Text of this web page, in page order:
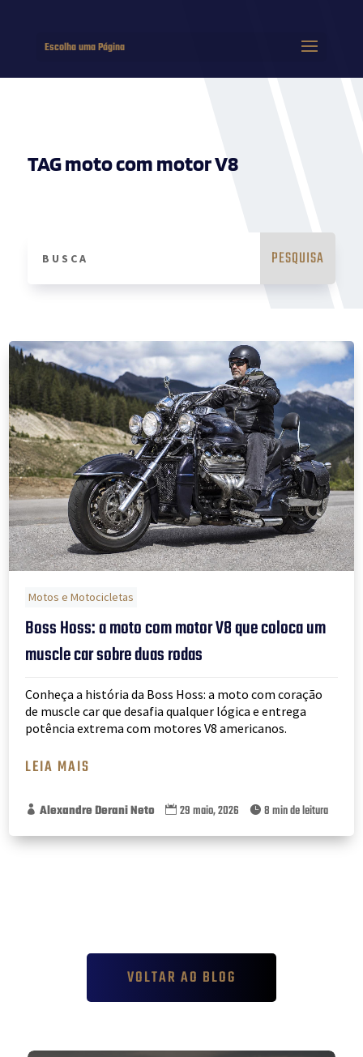
Escolha uma Página
TAG moto com motor V8
Motos e Motocicletas
Boss Hoss: a moto com motor V8 que coloca um
muscle car sobre duas rodas
Conheça a história da Boss Hoss: a moto com coração
de muscle car que desafia qualquer lógica e entrega
potência extrema com motores V8 americanos.
LEIA MAIS
 Alexandre Derani Neto  29 maio, 2026  8 min de leitura
VOLTAR AO BLOG